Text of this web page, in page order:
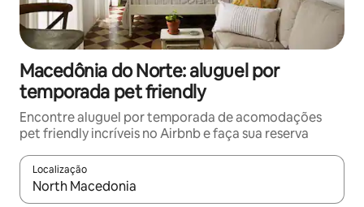
Macedônia do Norte: aluguel por
temporada pet friendly
Encontre aluguel por temporada de acomodações
pet friendly incríveis no Airbnb e faça sua reserva
Localização
Quando os resultados estiverem disponíveis, explore-os